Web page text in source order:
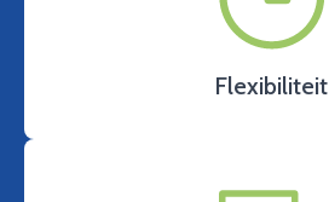
Flexibiliteit